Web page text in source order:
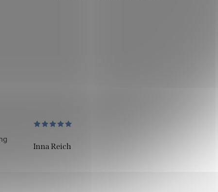
Inna Reich